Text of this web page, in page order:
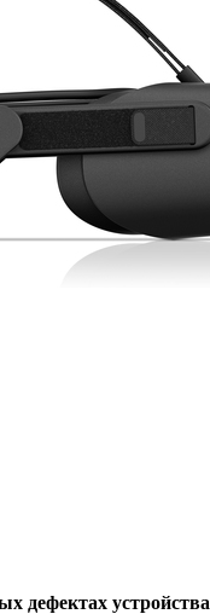
дефектах устройства